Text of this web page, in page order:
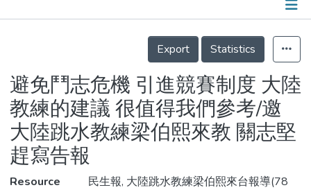
Statistics
Details
Export
Statistics
避免鬥志危機 引進競賽制度 大陸
教練的建議 很值得我們參考/邀
大陸跳水教練梁伯熙來教 關志堅
趕寫告報
Resource
民生報, 大陸跳水教練梁伯熙來台報導(78